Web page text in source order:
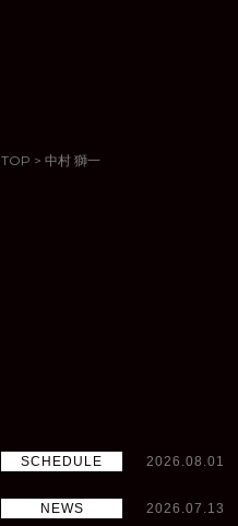
TOP > 中村 獅一
SCHEDULE 2026.08.01
NEWS 2026.07.13